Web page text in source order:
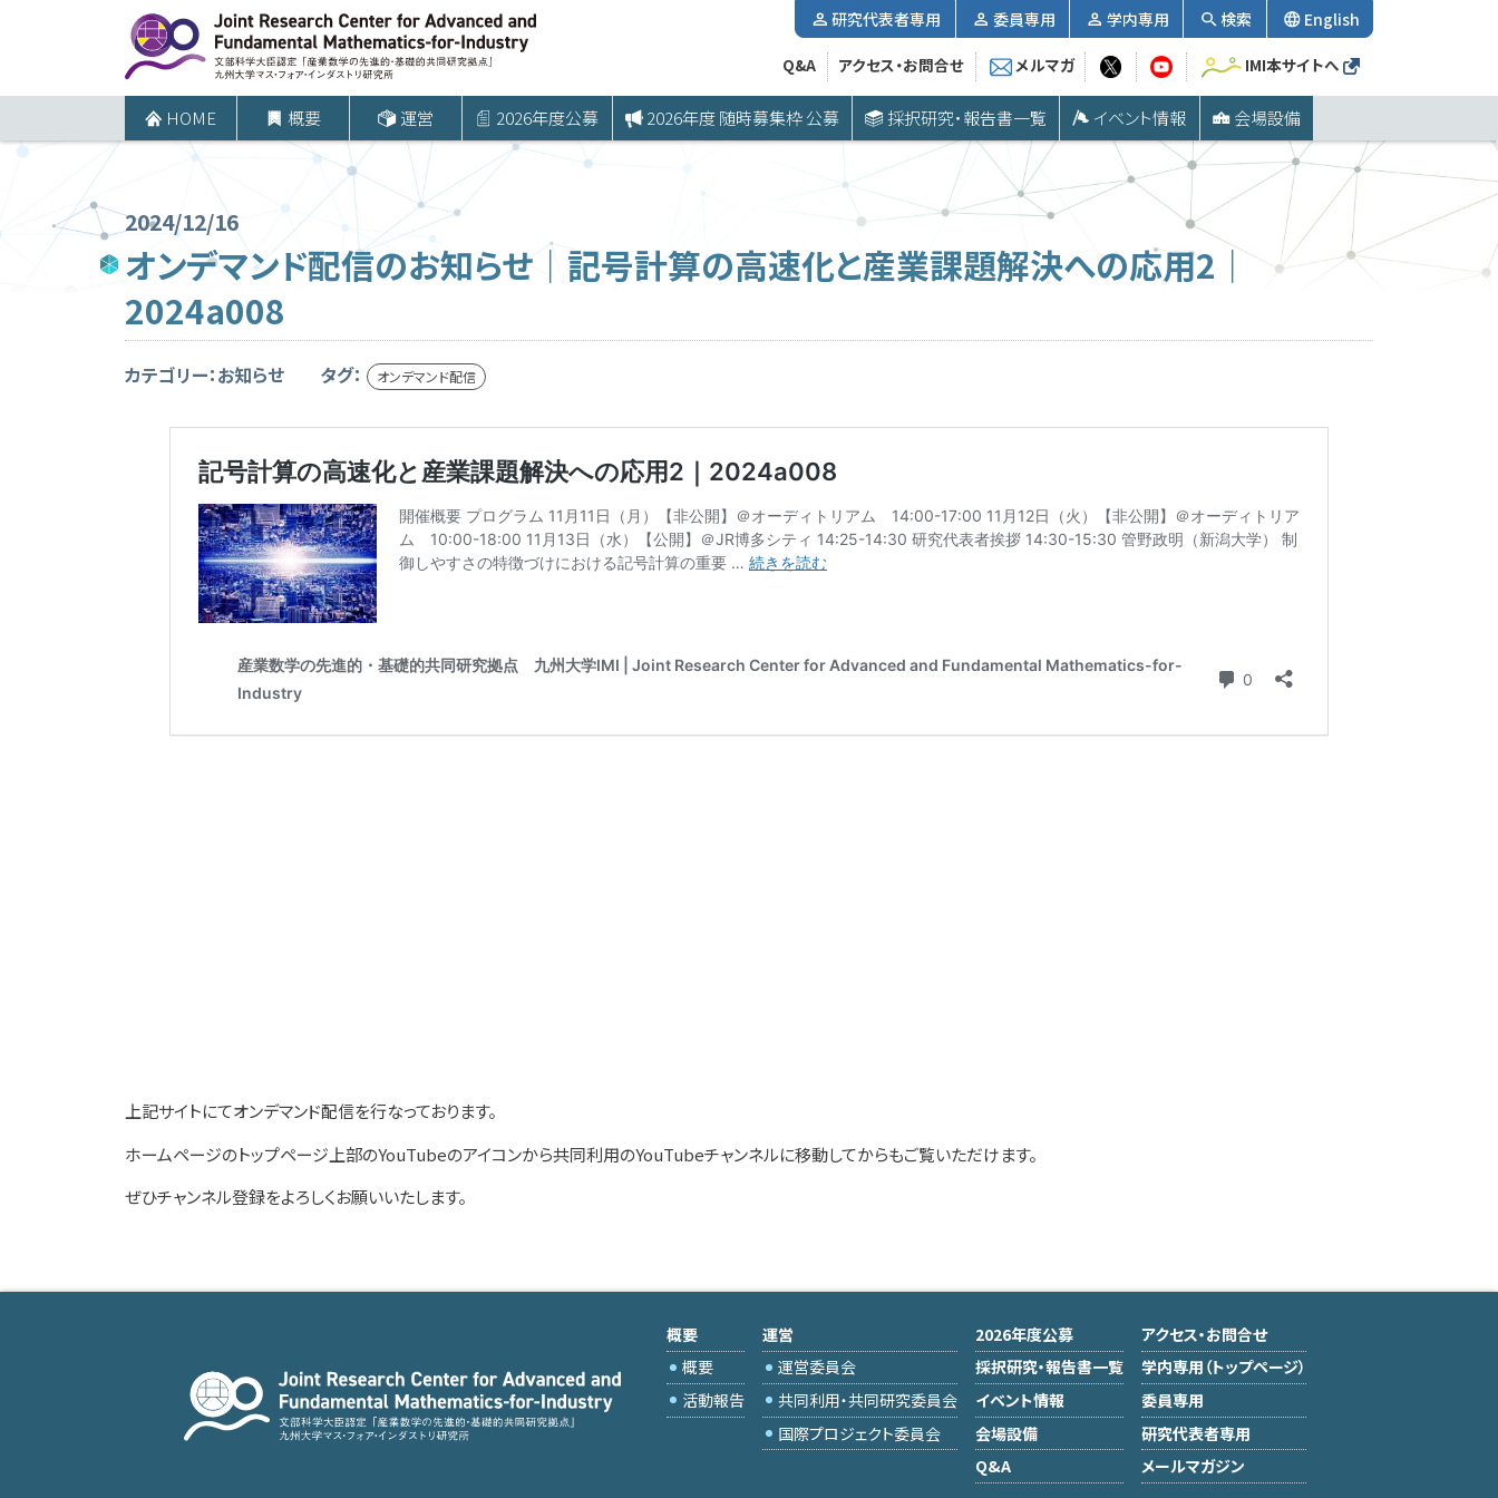
ツ
キ
HOME 概要 運営 2026年度公募 2026年度 随時募集枠 公募 採択研究・報告書一覧 イベント情報 会場設備
研究代表者専用 委員専用 学内専用 検索 English
Q&A アクセス・お問合せ メルマガ IMI本サイトへ
2024/12/16
オンデマンド配信のお知らせ｜記号計算の高速化と産業課題解決への応用2｜
2024a008
カテゴリー：お知らせ タグ： オンデマンド配信
上記サイトにてオンデマンド配信を行なっております。
ホームページのトップページ上部のYouTubeのアイコンから共同利用のYouTubeチャンネルに移動してからもご覧いただけます。
ぜひチャンネル登録をよろしくお願いいたします。
概要
概要
活動報告
運営
運営委員会
共同利用・共同研究委員会
国際プロジェクト委員会
2026年度公募
採択研究・報告書一覧
イベント情報
会場設備
Q&A
アクセス・お問合せ
学内専用（トップページ）
委員専用
研究代表者専用
メールマガジン